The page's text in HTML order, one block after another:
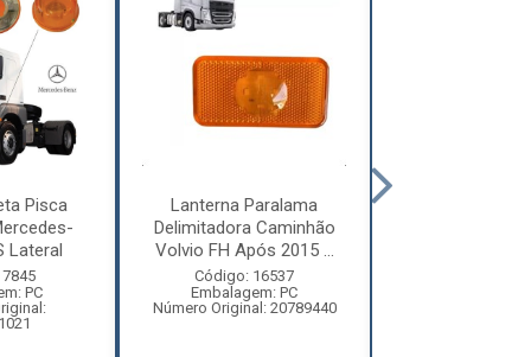
Pisca
Lateral
PC
Lanterna Paralama
Delimitadora Caminhão
Volvio FH Após 2015 ...
Código: 16537
Embalagem: PC
Número Original: 20789440